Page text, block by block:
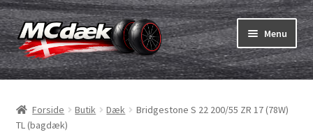
Spring
til
navigation
Spring
til
indhold
Menu
Dæk
Udfold
Slanger & fælgband
Udfold
Forside Butik Dæk
Bridgestone S 22 200/55 ZR 17 (78W)
TL (bagdæk)